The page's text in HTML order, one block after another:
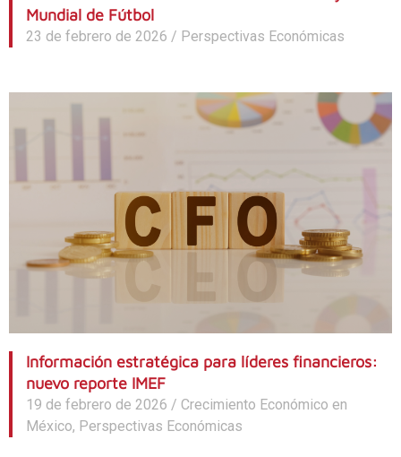
Mundial de Fútbol
23 de febrero de 2026 / Perspectivas Económicas
Información estratégica para líderes financieros:
nuevo reporte IMEF
19 de febrero de 2026 / Crecimiento Económico en
México, Perspectivas Económicas